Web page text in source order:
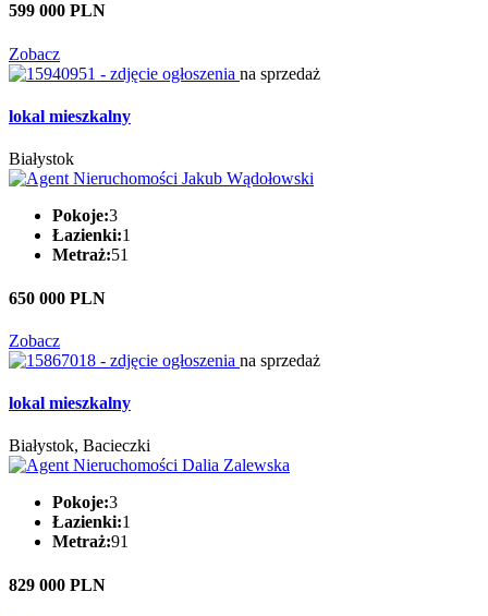
599 000 PLN
Zobacz
na sprzedaż
lokal mieszkalny
Białystok
Pokoje:3
Łazienki:1
Metraż:51
650 000 PLN
Zobacz
na sprzedaż
lokal mieszkalny
Białystok, Bacieczki
Pokoje:3
Łazienki:1
Metraż:91
829 000 PLN